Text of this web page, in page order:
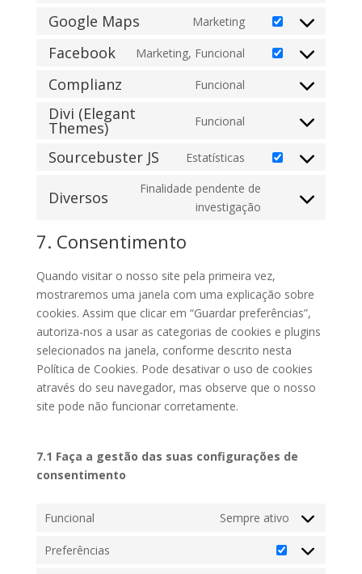
fonts
service
google-
recaptcha
Google Maps Marketing
Consent
Facebook Marketing, Funcional
Consent
facebook
Complianz Funcional
complianz
Divi (Elegant
Themes) Funcional
service
divi-
(elegant-
Sourcebuster JS Estatísticas
Consent
to
service
Diversos
Finalidade pendente de
investigação
Consent
7. Consentimento
Quando visitar o nosso site pela primeira vez,
mostraremos uma janela com uma explicação sobre
cookies. Assim que clicar em “Guardar preferências”,
autoriza-nos a usar as categorias de cookies e plugins
selecionados na janela, conforme descrito nesta
Política de Cookies. Pode desativar o uso de cookies
através do seu navegador, mas observe que o nosso
site pode não funcionar corretamente.
7.1 Faça a gestão das suas configurações de
consentimento
Funcional Sempre ativo
Preferências
Preferências